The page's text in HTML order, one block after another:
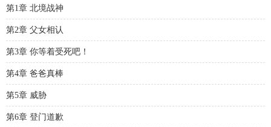
第1章 北境战神
第2章 父女相认
第3章 你等着受死吧！
第4章 爸爸真棒
第5章 威胁
第6章 登门道歉